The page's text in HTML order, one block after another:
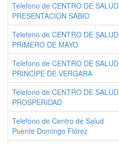
Telefono de CENTRO DE SALUD
PRESENTACION SABIO
Telefono de CENTRO DE SALUD
PRIMERO DE MAYO
Telefono de CENTRO DE SALUD
PRINCIPE DE VERGARA
Telefono de CENTRO DE SALUD
PROSPERIDAD
Telefono de Centro de Salud
Puente Domingo Flórez